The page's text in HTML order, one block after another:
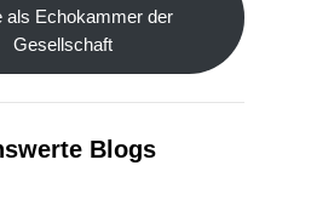
als Echokammer der
Gesellschaft
Blogs